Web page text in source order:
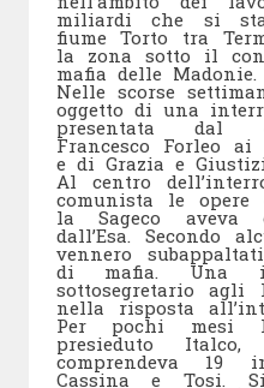
miliardi che si
fiume Torto tra
la zona sotto il
mafia delle Madonie.
Nelle scorse
oggetto di una
presentata dal
Francesco Forleo
e di Grazia e
Al centro
comunista le opere
la Sageco aveva
dall’Esa. Secondo
vennero
di mafia. Una
sottosegretario agli
nella risposta
Per pochi mesi
presieduto
comprendeva 19
Cassina e Tosi.